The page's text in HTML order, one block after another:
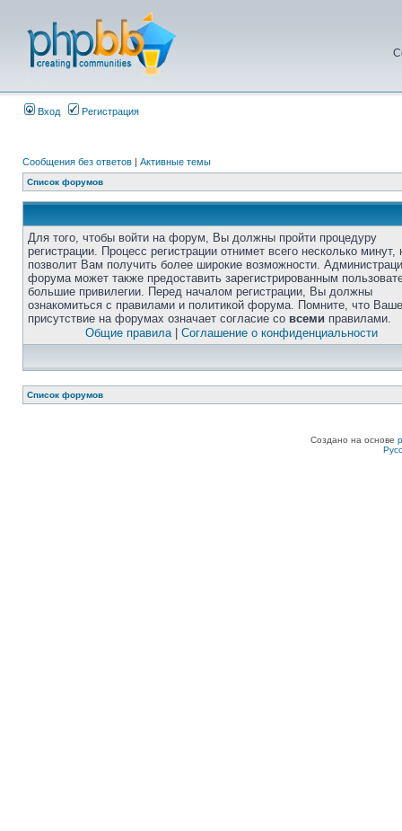
Вход Регистрация
Сообщения без ответов | Активные темы
Список форумов
Для того, чтобы войти на форум, Вы должны пройти процедуру
регистрации. Процесс регистрации отнимет всего несколько минут,
позволит Вам получить более широкие возможности.
форума может также предоставить зарегистрированным
большие привилегии. Перед началом регистрации, Вы должны
ознакомиться с правилами и политикой форума. Помните, что Ваше
присутствие на форумах означает согласие со всеми правилами.
Общие правила| Соглашение о конфиденциальности
Список форумов
Создано на основе